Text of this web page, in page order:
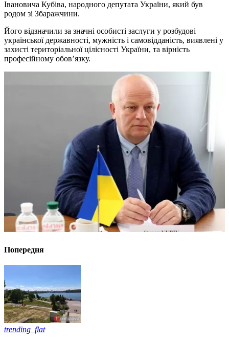
Івановича Кубіва, народного депутата України, який був
родом зі Збаражчини.
Його відзначили за значні особисті заслуги у розбудові
української державності, мужність і самовідданість, виявлені у
захисті територіальної цілісності України, та вірність
професійному обов’язку.
Попередня
trending_flat